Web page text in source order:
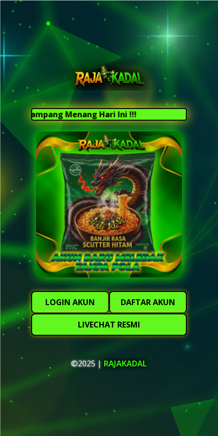
Gampang Menang Hari Ini !!!
LOGIN AKUN DAFTAR AKUN
LIVECHAT RESMI
©2025 | RAJAKADAL